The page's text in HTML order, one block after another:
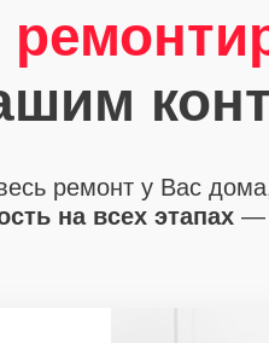
ремонт у Вас
на всех этапах —